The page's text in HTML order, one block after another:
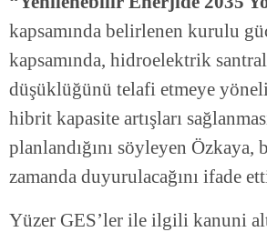
kapsamında belirlenen kurulu
kapsamında, hidroelektrik
düşüklüğünü telafi etmeye
hibrit kapasite artışları
planlandığını söyleyen Özkaya,
zamanda duyurulacağını ifade
Yüzer GES’ler ile ilgili kanuni